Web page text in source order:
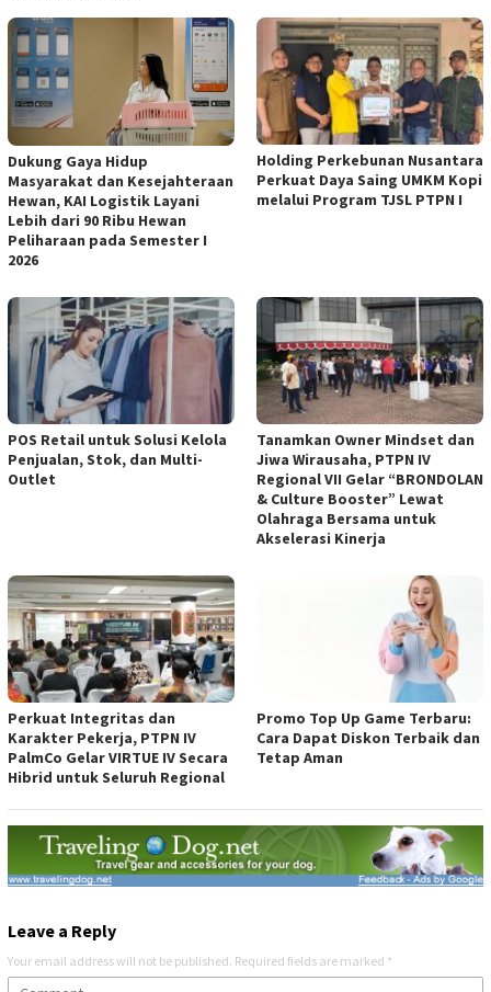
Dukung Gaya Hidup
Masyarakat dan Kesejahteraan
Hewan, KAI Logistik Layani
Lebih dari 90 Ribu Hewan
Peliharaan pada Semester I
2026
Holding Perkebunan Nusantara
Perkuat Daya Saing UMKM Kopi
melalui Program TJSL PTPN I
POS Retail untuk Solusi Kelola
Penjualan, Stok, dan Multi-
Outlet
Tanamkan Owner Mindset dan
Jiwa Wirausaha, PTPN IV
Regional VII Gelar “BRONDOLAN
& Culture Booster” Lewat
Olahraga Bersama untuk
Akselerasi Kinerja
Perkuat Integritas dan
Karakter Pekerja, PTPN IV
PalmCo Gelar VIRTUE IV Secara
Hibrid untuk Seluruh Regional
Promo Top Up Game Terbaru:
Cara Dapat Diskon Terbaik dan
Tetap Aman
Leave a Reply
Your email address will not be published. Required fields are marked *